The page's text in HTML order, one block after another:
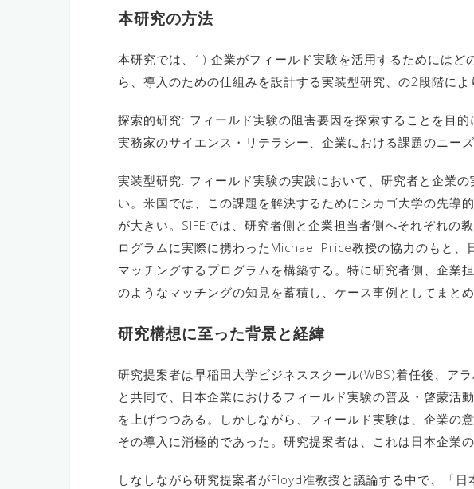
本研究の方法
本研究では、1) 企業がフィールド実験を活用するためには
ら、導入のための仕組みを設計する実装型研究、の2段階によ
探索的研究: フィールド実験の阻害要因を探索することを目
実務家のサイエンス・リテラシー、企業における課題のニー
実装型研究: フィールド実験の実践において、研究者と企業
い。米国では、この課題を解決するためにシカゴ大学の先
が大きい。SIFEでは、研究者側と企業担当者側へそれぞれ
ログラムに実際に携わったMichael Price教授の協力のもと
マッチングするプログラムを構築する。特に研究者側、企業
のようなマッチングの知見を蓄積し、ケース事例としてまと
研究構想に至った背景と経緯
研究提案者は早稲田大学ビジネススクール(WBS)着任後、ア
と共同で、日本企業におけるフィールド実験の普及・啓蒙活
を上げつつある。しかしながら、フィールド実験は、企業の
その導入に消極的であった。研究提案者は、これは日本企業
しなしながら研究提案者がFloyd准教授と議論する中で、「